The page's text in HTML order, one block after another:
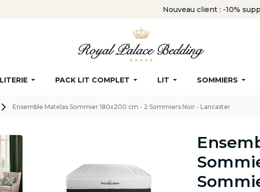
Nouveau client : -10% supplémentaire avec le codeROYAL
PACK LIT COMPLET LIT SOMMIERS
Ensemble Matelas Sommier 180x200 cm - 2 Sommiers Noir - Lancaster